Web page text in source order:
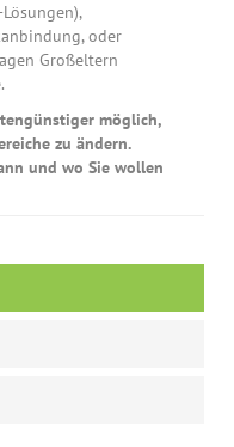
oder
Großeltern
möglich,
zu ändern.
und wo Sie wollen